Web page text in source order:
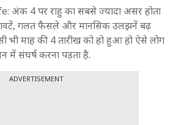
अंक 4 पर राहु का सबसे ज्यादा असर होता
गलत फैसले और मानसिक उलझनें बढ़
भी माह की 4 तारीख को हो हुआ हो ऐसे लोग
में संघर्ष करना पड़ता है.
ADVERTISEMENT